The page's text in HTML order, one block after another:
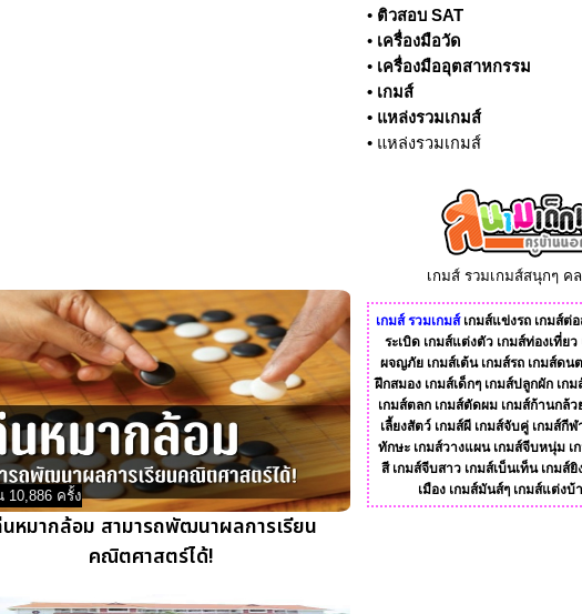
10,886 ครั้ง
นหมากล้อม สามารถพัฒนาผลการเรียน
คณิตศาสตร์ได้!
• ติวสอบ SAT
• เครื่องมือวัด
• เครื่องมืออุตสาหกรรม
• เกมส์
• แหล่งรวมเกมส์
• แหล่งรวมเกมส์
เกมส์ รวมเกมส์สนุกๆ ค
เกมส์ รวมเกมส์ เกมส์แข่งรถ เกมส์ต่อ
ระเบิด เกมส์แต่งตัว เกมส์ท่องเที่ยว
ผจญภัย เกมส์เต้น เกมส์รถ เกมส์ดน
ฝึกสมอง เกมส์เด็กๆ เกมส์ปลูกผัก เก
เกมส์ตลก เกมส์ตัดผม เกมส์ก้านกล้ว
เลี้ยงสัตว์ เกมส์ผี เกมส์จับคู่ เกมส์กีฬ
ทักษะ เกมส์วางแผน เกมส์จีบหนุ่ม เ
สี เกมส์จีบสาว เกมส์เบ็นเท็น เกมส์ยิ
เมือง เกมส์มันส์ๆ เกมส์แต่งบ้